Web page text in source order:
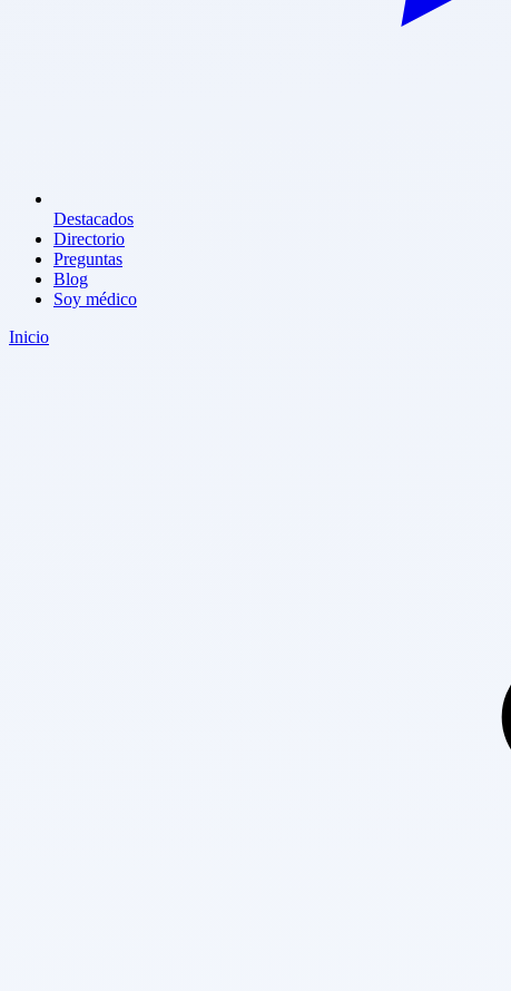
Destacados
Directorio
Preguntas
Blog
Soy médico
Inicio